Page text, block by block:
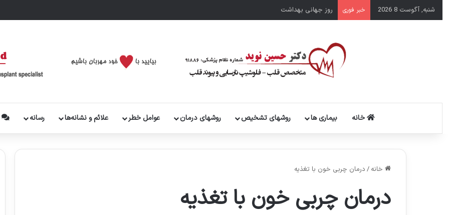
شنبه, آگوست 8 2026 خبر فوری روز جهانی بهداشت
خانه بیماری ها روشهای تشخیص روشهای درمان عوامل خطر علائم و نشانه‌ها رسانه
خانه / درمان چربی خون با تغذیه
درمان چربی خون با تغذیه